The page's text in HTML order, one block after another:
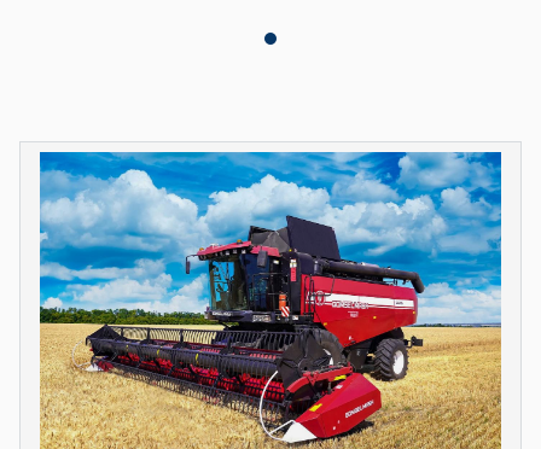
ОП-2000 ОП-20
00 ОП-2000 ОП
-2000 ОП-2000
ОП-2000 ОП-20
00 ОП-2000 ОП